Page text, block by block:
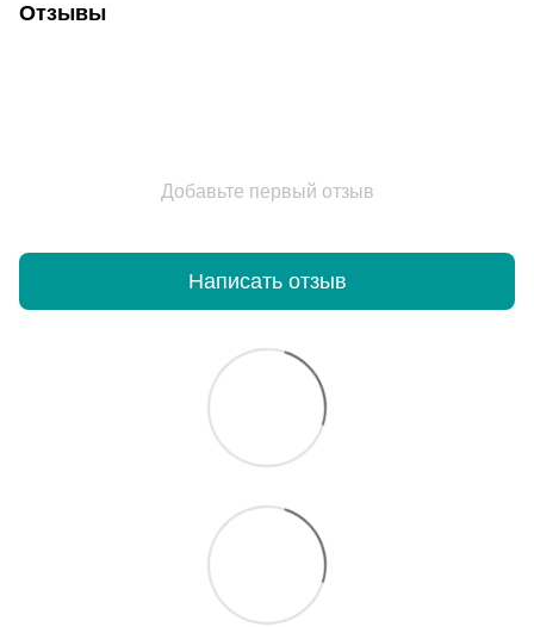
Отзывы
Добавьте первый отзыв
Написать отзыв